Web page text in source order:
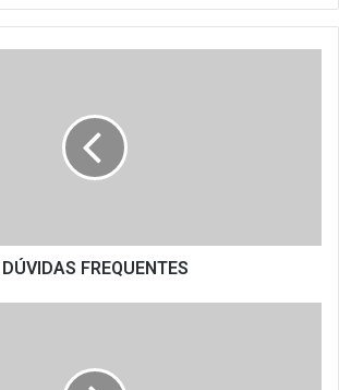
DÚVIDAS FREQUENTES